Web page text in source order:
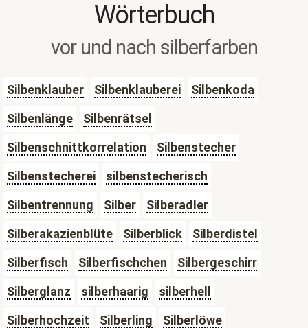
Wörterbuch
vor und nach silberfarben
Silbenklauber Silbenklauberei
Silbenkoda
Silbenlänge
Silbenrätsel
Silbenschnittkorrelation
Silbenstecher
Silbenstecherei
silbenstecherisch
Silbentrennung
Silber
Silberadler
Silberakazienblüte
Silberblick
Silberdistel
Silberfisch
Silberfischchen
Silbergeschirr
Silberglanz
silberhaarig
silberhell
Silberhochzeit
Silberling
Silberlöwe